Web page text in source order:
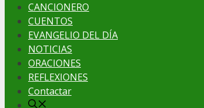
CANCIONERO
CUENTOS
EVANGELIO DEL DÍA
NOTICIAS
ORACIONES
REFLEXIONES
Contactar